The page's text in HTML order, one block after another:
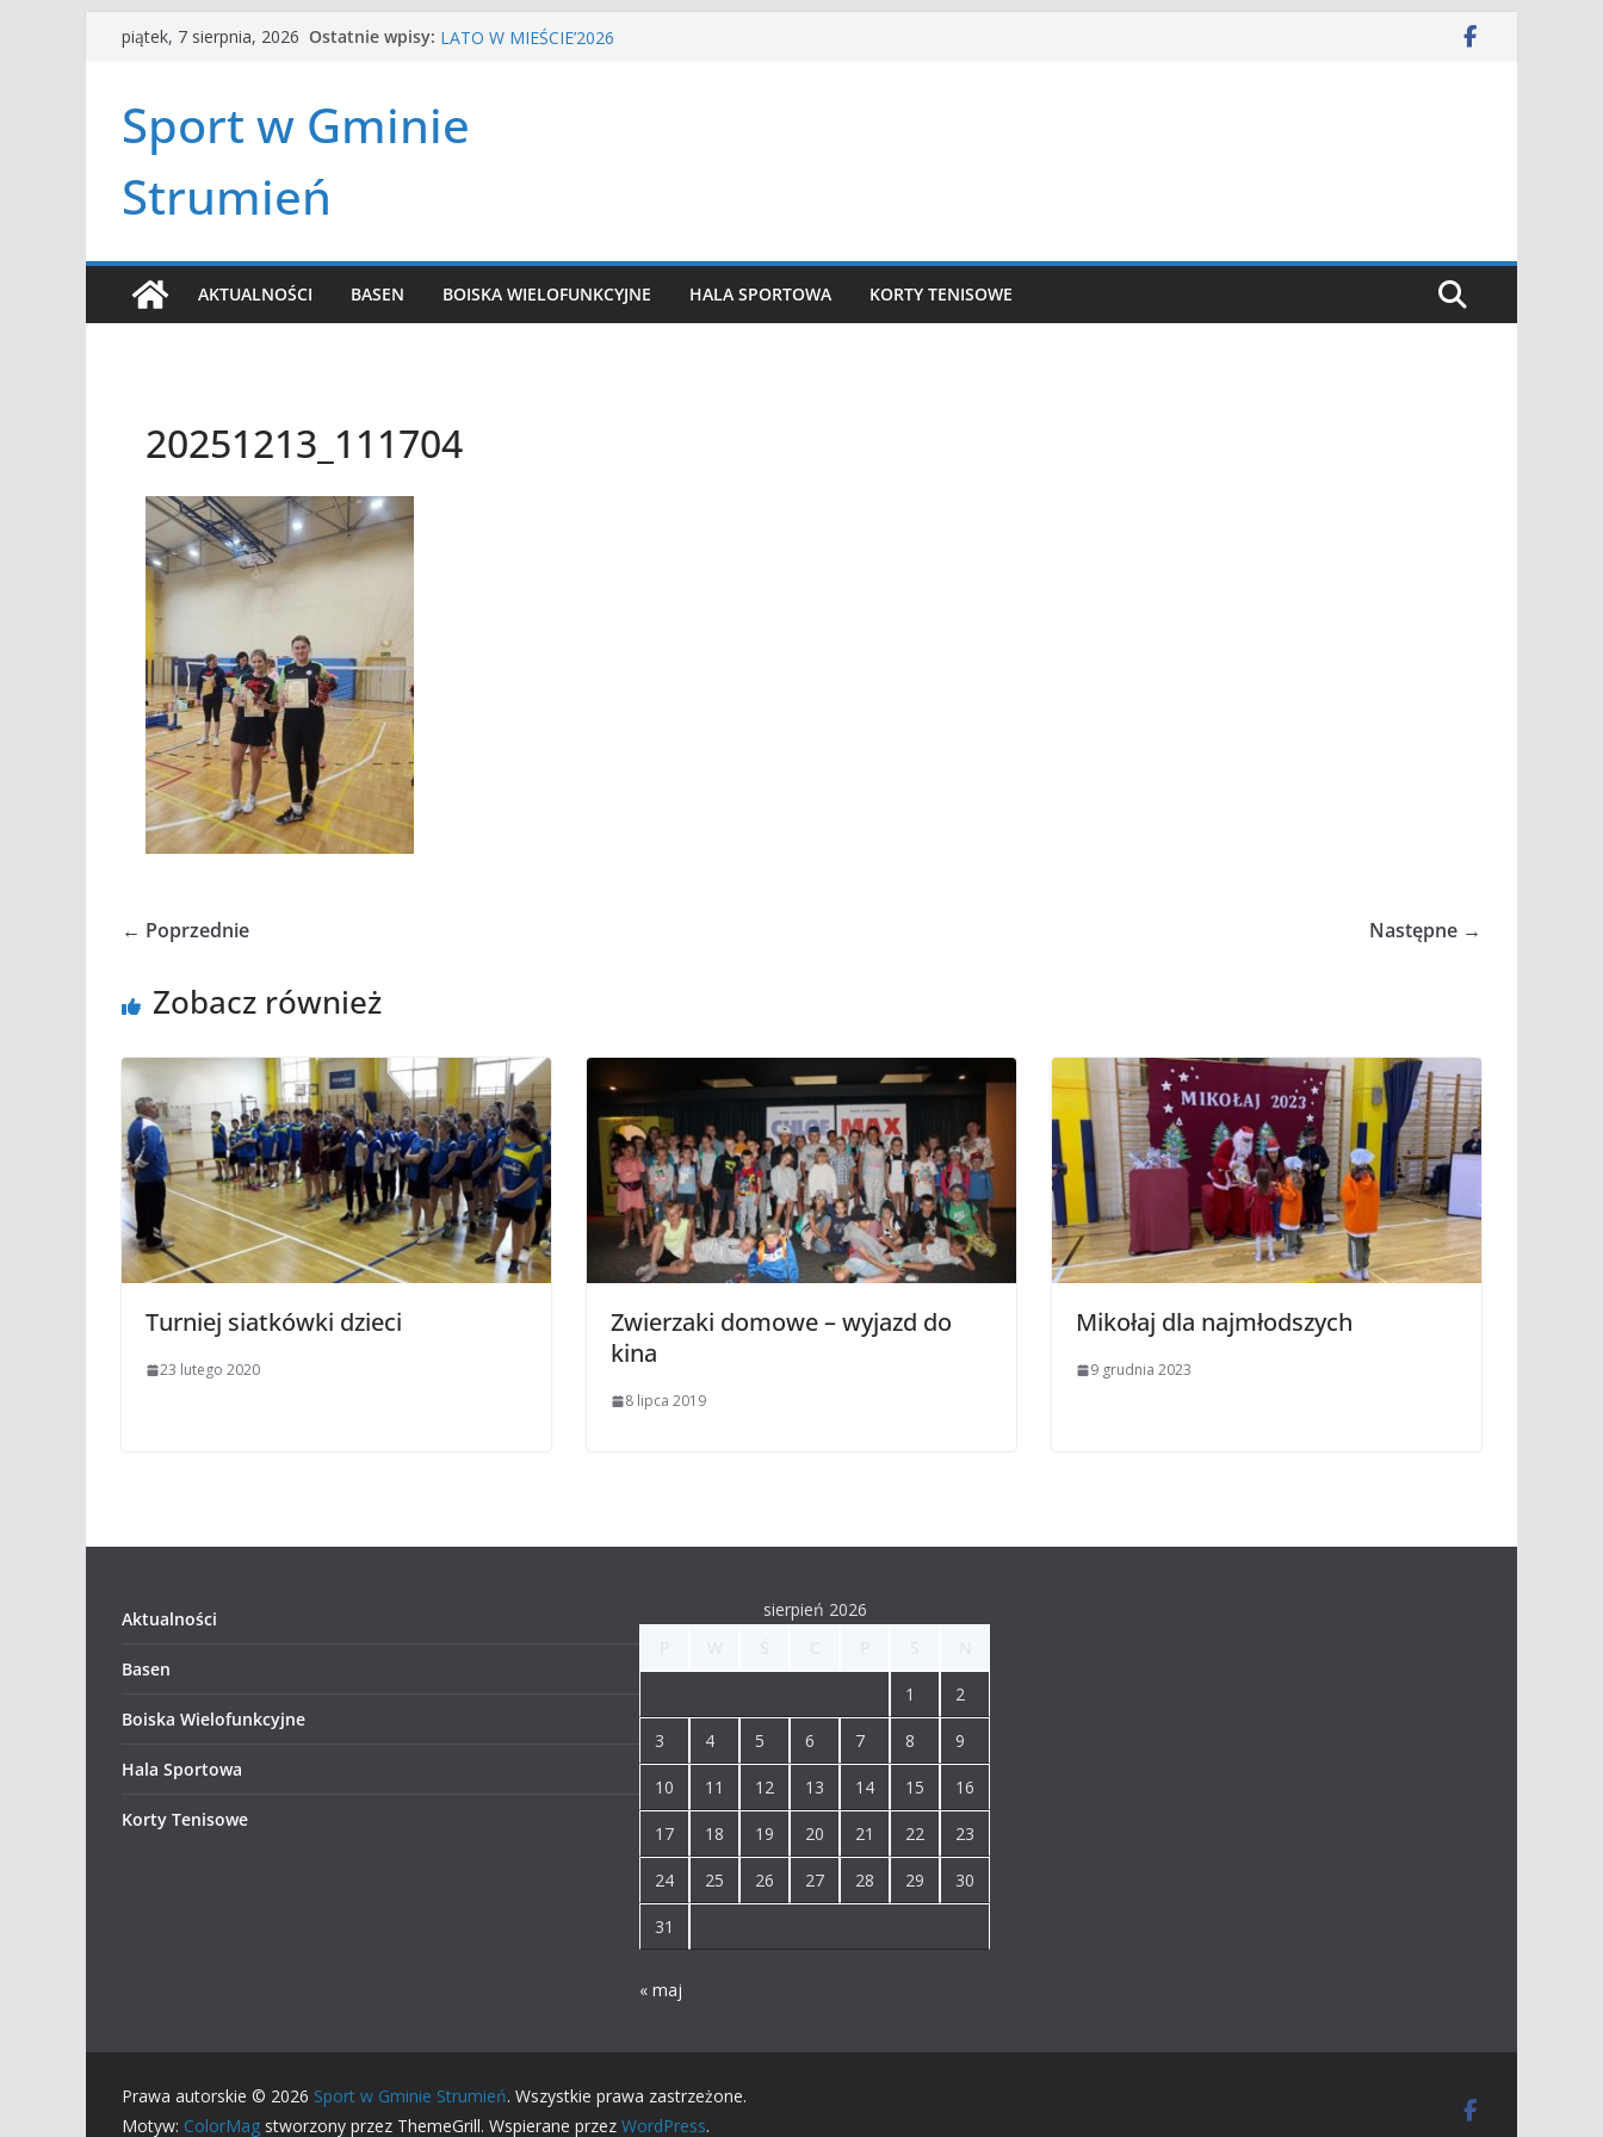
Przejdźpiątek, 7 sierpnia, 2026 Ostatnie wpisy: HALOWA LIGA PIŁKI NOŻNEJ
LATO W MIEŚCIE’2026
Czwórbój lekkoatletyczny
Sport w Gminie
Strumień
AKTUALNOŚCI BASEN BOISKA WIELOFUNKCYJNE HALA SPORTOWA KORTY TENISOWE
20251213_111704
← Poprzednie Następne →
Zobacz również
Turniej siatkówki dzieci
23 lutego 2020
Zwierzaki domowe – wyjazd do
kina
8 lipca 2019
Mikołaj dla najmłodszych
9 grudnia 2023
Aktualności
Basen
Boiska Wielofunkcyjne
Hala Sportowa
Korty Tenisowe
sierpień 2026
1 2
3 4 5 6 7 8 9
10 11 12 13 14 15 16
17 18 19 20 21 22 23
24 25 26 27 28 29 30
31
« maj
Prawa autorskie © 2026 Sport w Gminie Strumień. Wszystkie prawa zastrzeżone.
Motyw: ColorMag stworzony przez ThemeGrill. Wspierane przez WordPress.